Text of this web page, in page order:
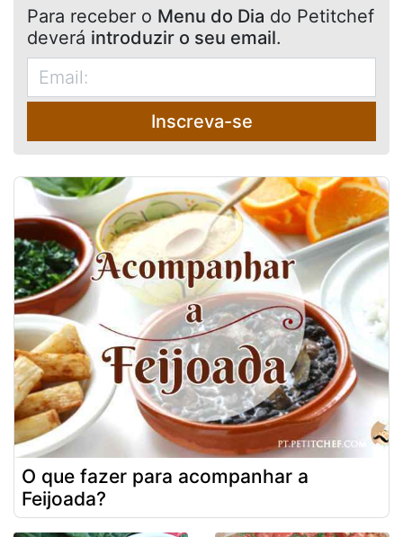
Para receber o Menu do Dia do Petitchef
deverá introduzir o seu email.
Inscreva-se
O que fazer para acompanhar a
Feijoada?